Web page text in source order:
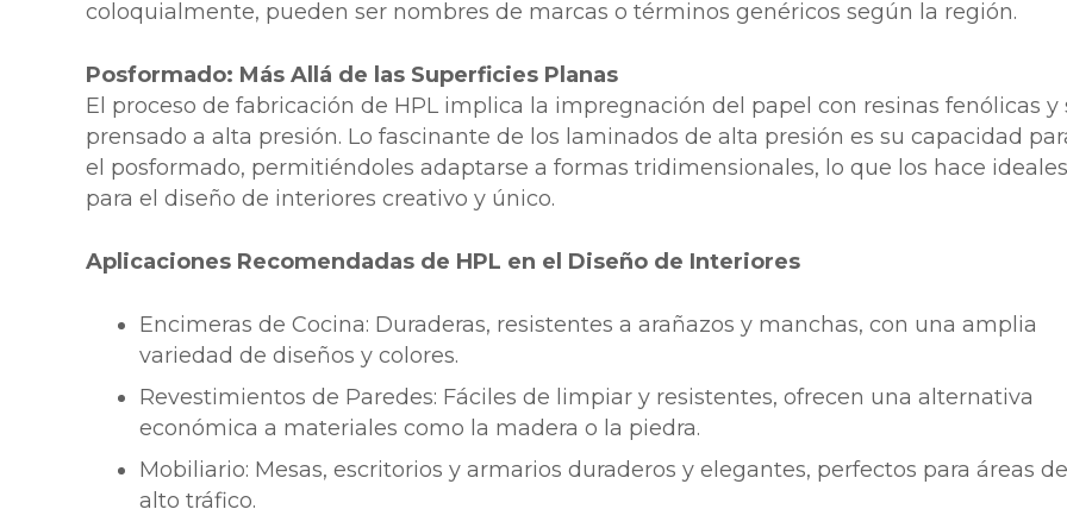
coloquialmente, pueden ser nombres de marcas o términos genéricos según la región.
Posformado: Más Allá de las Superficies Planas
El proceso de fabricación de HPL implica la impregnación del papel con resinas fenólicas y
prensado a alta presión. Lo fascinante de los laminados de alta presión es su capacidad
el posformado, permitiéndoles adaptarse a formas tridimensionales, lo que los hace ideales
para el diseño de interiores creativo y único.
Aplicaciones Recomendadas de HPL en el Diseño de Interiores
Encimeras de Cocina: Duraderas, resistentes a arañazos y manchas, con una amplia
variedad de diseños y colores.
Revestimientos de Paredes: Fáciles de limpiar y resistentes, ofrecen una alternativa
económica a materiales como la madera o la piedra.
Mobiliario: Mesas, escritorios y armarios duraderos y elegantes, perfectos para áreas de
alto tráfico.